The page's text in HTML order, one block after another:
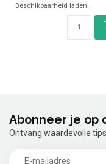
Beschikbaarheid laden..
Abonneer je op
Ontvang waardevolle